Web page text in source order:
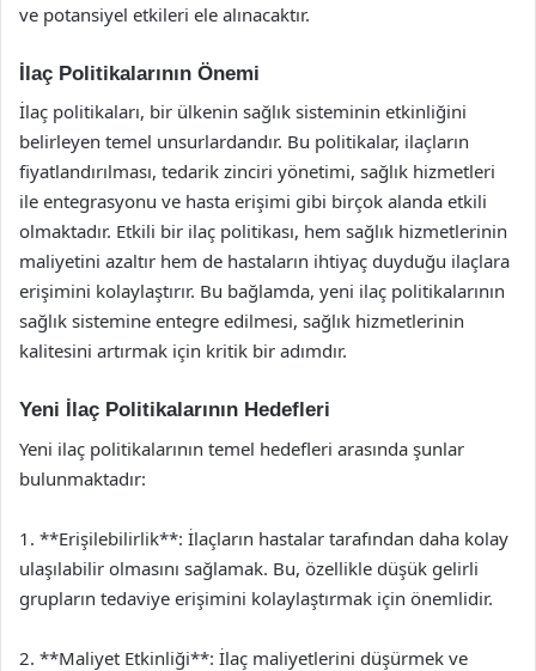
ve potansiyel etkileri ele alınacaktır.
İlaç Politikalarının Önemi
İlaç politikaları, bir ülkenin sağlık sisteminin etkinliğini
belirleyen temel unsurlardandır. Bu politikalar, ilaçların
fiyatlandırılması, tedarik zinciri yönetimi, sağlık hizmetleri
ile entegrasyonu ve hasta erişimi gibi birçok alanda etkili
olmaktadır. Etkili bir ilaç politikası, hem sağlık hizmetlerinin
maliyetini azaltır hem de hastaların ihtiyaç duyduğu ilaçlara
erişimini kolaylaştırır. Bu bağlamda, yeni ilaç politikalarının
sağlık sistemine entegre edilmesi, sağlık hizmetlerinin
kalitesini artırmak için kritik bir adımdır.
Yeni İlaç Politikalarının Hedefleri
Yeni ilaç politikalarının temel hedefleri arasında şunlar
bulunmaktadır:
1. **Erişilebilirlik**: İlaçların hastalar tarafından daha kolay
ulaşılabilir olmasını sağlamak. Bu, özellikle düşük gelirli
grupların tedaviye erişimini kolaylaştırmak için önemlidir.
2. **Maliyet Etkinliği**: İlaç maliyetlerini düşürmek ve